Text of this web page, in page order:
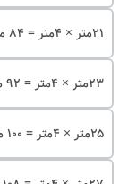
۲۱متر × 4متر = 84 مترمربع
۲۳متر × 4متر = 92 مترمربع
۲۵متر × 4متر = 100 مترمربع